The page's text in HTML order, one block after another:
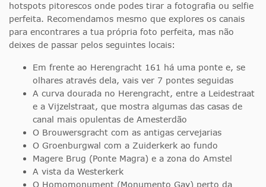
hotspots pitorescos onde podes tirar a fotografia ou selfie
perfeita. Recomendamos mesmo que explores os canais
para encontrares a tua própria foto perfeita, mas não
deixes de passar pelos seguintes locais:
Em frente ao Herengracht 161 há uma ponte e, se
olhares através dela, vais ver 7 pontes seguidas
A curva dourada no Herengracht, entre a Leidestraat
e a Vijzelstraat, que mostra algumas das casas de
canal mais opulentas de Amesterdão
O Brouwersgracht com as antigas cervejarias
O Groenburgwal com a Zuiderkerk ao fundo
Magere Brug (Ponte Magra) e a zona do Amstel
A vista da Westerkerk
O Homomonument (Monumento Gay) perto da